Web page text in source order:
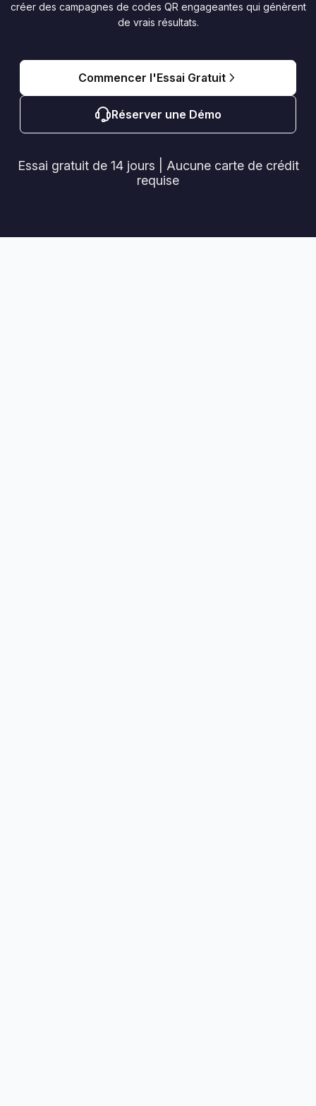
créer des campagnes de codes QR engageantes qui génèrent
de vrais résultats.
Commencer l'Essai Gratuit
Réserver une Démo
Essai gratuit de 14 jours | Aucune carte de crédit
requise